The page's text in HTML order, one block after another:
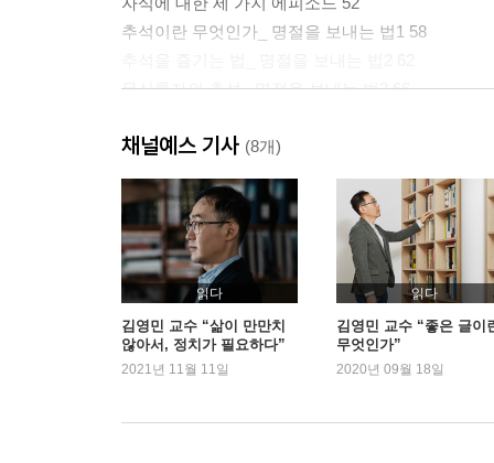
추석이란 무엇인가_ 명절을 보내는 법1 58
무신론자의 추석_ 명절을 보내는 법3 66
2부 희미한 희망 속에서 _ 학교에서
수능 이후 73
신입생을 위한 무협지 77
이른바 엘리트가 되겠다는 학생들을 위한 격려사
만화책이 아니면 죽음을 달라 86
대학원에 가고 싶은데요 91
레이디 버드와 소공녀 96
아이 캔 스피크 101
K교수의 국가론 105
채널예스 기사 (8개)
읽다
김영민 교수 “삶이 만만치
않아서, 정치가 필요하다”
2021년 11월 11일
읽다
김영민 교수 “좋은 글이
무엇인가”
2020년 09월 18일